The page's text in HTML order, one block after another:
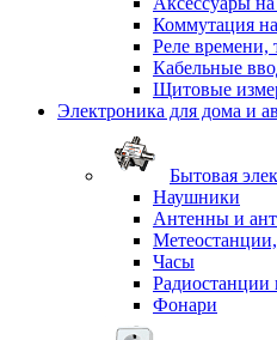
Коммутация
Реле времени,
Кабельные
Щитовые
Электроника для дома и
Бытовая
Наушники
Антенны и
Часы
Радиостанции
Фонари